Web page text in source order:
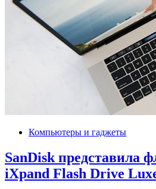
Компьютеры и гаджеты
SanDisk представила
iXpand Flash Drive